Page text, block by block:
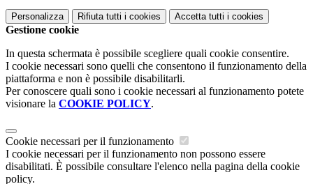
Personalizza Rifiuta tutti i cookies Accetta tutti i cookies
Gestione cookie
In questa schermata è possibile scegliere quali cookie consentire.
I cookie necessari sono quelli che consentono il funzionamento della
piattaforma e non è possibile disabilitarli.
Per conoscere quali sono i cookie necessari al funzionamento potete
visionare la COOKIE POLICY.
Cookie necessari per il funzionamento
I cookie necessari per il funzionamento non possono essere
disabilitati. È possibile consultare l'elenco nella pagina della cookie
policy.